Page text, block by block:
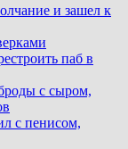
и зашел к
паб в
с сыром,
с пенисом,